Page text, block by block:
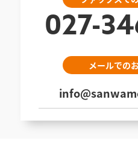
027-
メールでの